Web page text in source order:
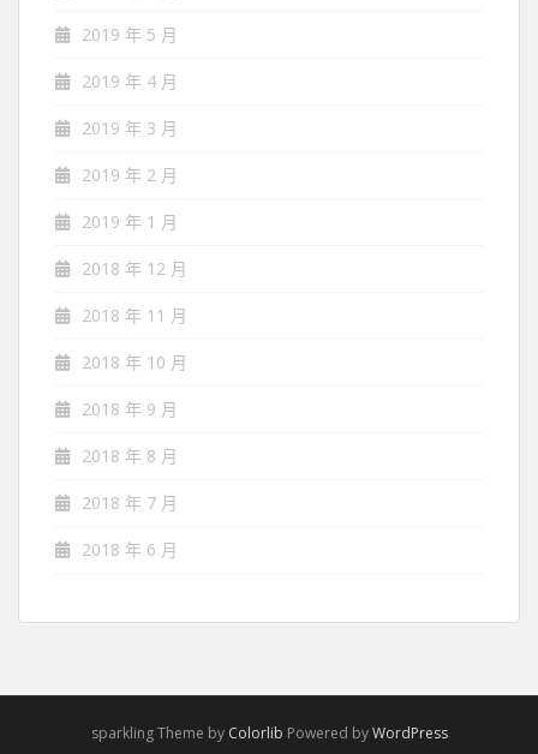
2019 年 5 月
2019 年 4 月
2019 年 3 月
2019 年 2 月
2019 年 1 月
2018 年 12 月
2018 年 11 月
2018 年 10 月
2018 年 9 月
2018 年 8 月
2018 年 7 月
2018 年 6 月
sparkling Theme by Colorlib Powered byWordPress